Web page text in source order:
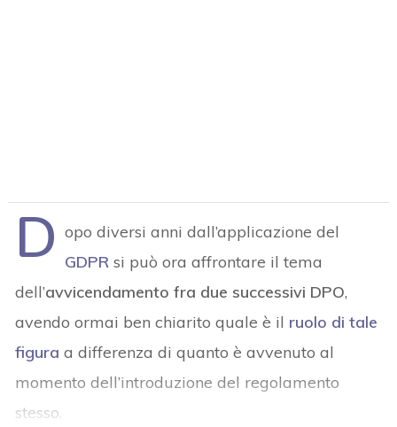
D opo diversi anni dall’applicazione del
GDPR si può ora affrontare il tema
dell’avvicendamento fra due successivi DPO,
avendo ormai ben chiarito quale è il ruolo di tale
figura a differenza di quanto è avvenuto al
momento dell’introduzione del regolamento
stesso.